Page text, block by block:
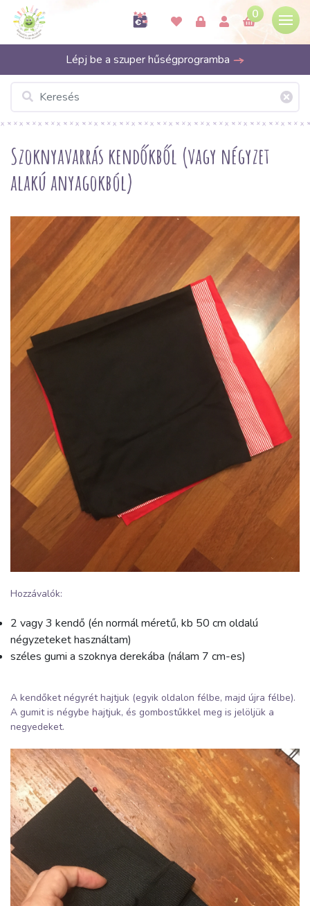
0
Lépj be a szuper hűségprogramba
Szoknyavarrás kendőkből (vagy négyzet
alakú anyagokból)
Hozzávalók:
2 vagy 3 kendő (én normál méretű, kb 50 cm oldalú
négyzeteket használtam)
széles gumi a szoknya derekába (nálam 7 cm-es)
A kendőket négyrét hajtjuk (egyik oldalon félbe, majd újra félbe).
A gumit is négybe hajtjuk, és gombostűkkel meg is jelöljük a
negyedeket.